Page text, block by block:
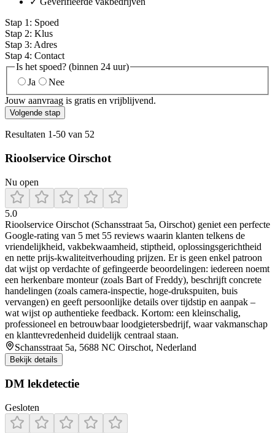
Stap 1 : Spoed
Stap 2: Klus
Stap 3: Adres
Stap 4: Contact
Is het spoed? (binnen 24 uur)
Ja
Nee
Jouw aanvraag is gratis en vrijblijvend.
Volgende stap
Resultaten 1-50 van 52
Rioolservice Oirschot
Nu open
5.0
Rioolservice Oirschot (Schansstraat 5a, Oirschot) geniet een perfecte
Google‑rating van 5 met 55 reviews waarin klanten telkens de
vriendelijkheid, vakbekwaamheid, stiptheid, oplossingsgerichtheid
en nette prijs‑kwaliteitverhouding prijzen. Er is geen enkel patroon
dat wijst op verdachte of gefingeerde beoordelingen: iedereen noemt
een herkenbare monteur (zoals Bart of Freddy), beschrijft concrete
handelingen (zoals camera‑inspectie, hoge‑drukspuiten, buis
vervangen) en geeft persoonlijke details over tijdstip en aanpak –
wat wijst op authentieke feedback. Kortom: een kleinschalig,
professioneel en betrouwbaar loodgietersbedrijf, waar vakmanschap
en klanttevredenheid duidelijk centraal staan.
Schansstraat 5a, 5688 NC Oirschot, Nederland
Bekijk details
DM lekdetectie
Gesloten